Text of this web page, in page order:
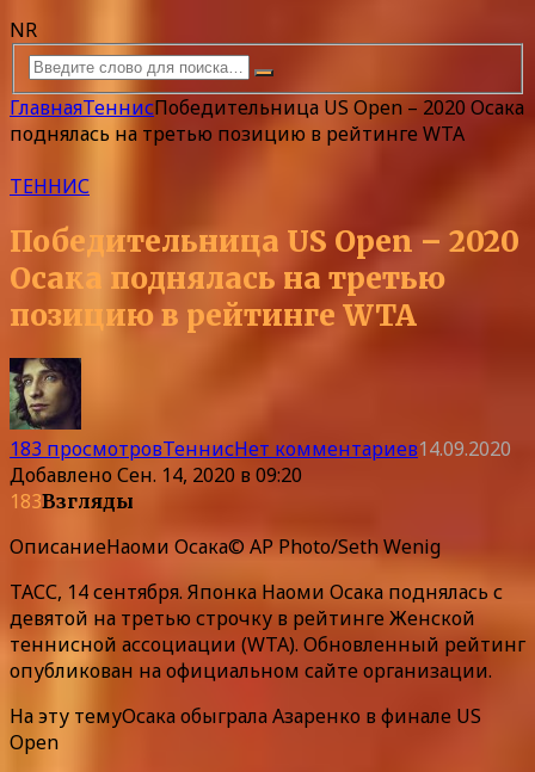
NR
ГлавнаяТеннисПобедительница US Open – 2020 Осака
поднялась на третью позицию в рейтинге WTA
ТЕННИС
Победительница US Open – 2020
Осака поднялась на третью
позицию в рейтинге WTA
183 просмотровТеннисНет комментариев14.09.2020
Добавлено Сен. 14, 2020 в 09:20
183Взгляды
ОписаниеНаоми Осака© AP Photo/Seth Wenig
ТАСС, 14 сентября. Японка Наоми Осака поднялась с
девятой на третью строчку в рейтинге Женской
теннисной ассоциации (WTA). Обновленный рейтинг
опубликован на официальном сайте организации.
На эту темуОсака обыграла Азаренко в финале US
Open